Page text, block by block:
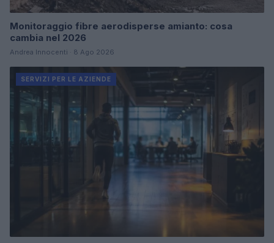
Monitoraggio fibre aerodisperse amianto: cosa
cambia nel 2026
Andrea Innocenti · 8 Ago 2026
SERVIZI PER LE AZIENDE